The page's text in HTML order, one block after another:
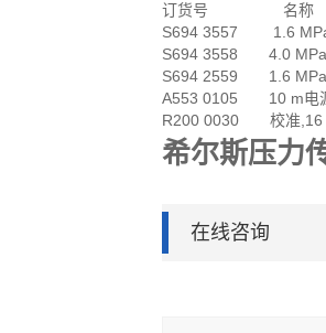
订货号 名称
S694 3557 1.6 MPa,
S694 3558 4.0 MPa,
S694 2559 1.6
A553 0105 10 m电源
R200 0030 校准,16
希尔斯压力
在线咨询